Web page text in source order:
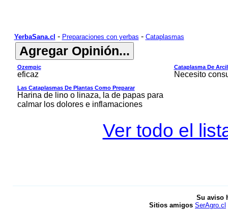
YerbaSana.cl - Preparaciones con yerbas - Cataplasmas
Ozempic
eficaz
Cataplasma De
Necesito
Las Cataplasmas De Plantas Como Preparar
Harina de lino o linaza, la de papas para
calmar los dolores e inflamaciones
Ver todo el
Su aviso
Sitios amigos SerAgro.cl